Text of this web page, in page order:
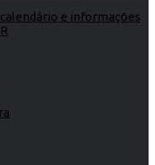
calendário e informações